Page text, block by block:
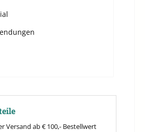
Versand ab € 100,- Bestellwert